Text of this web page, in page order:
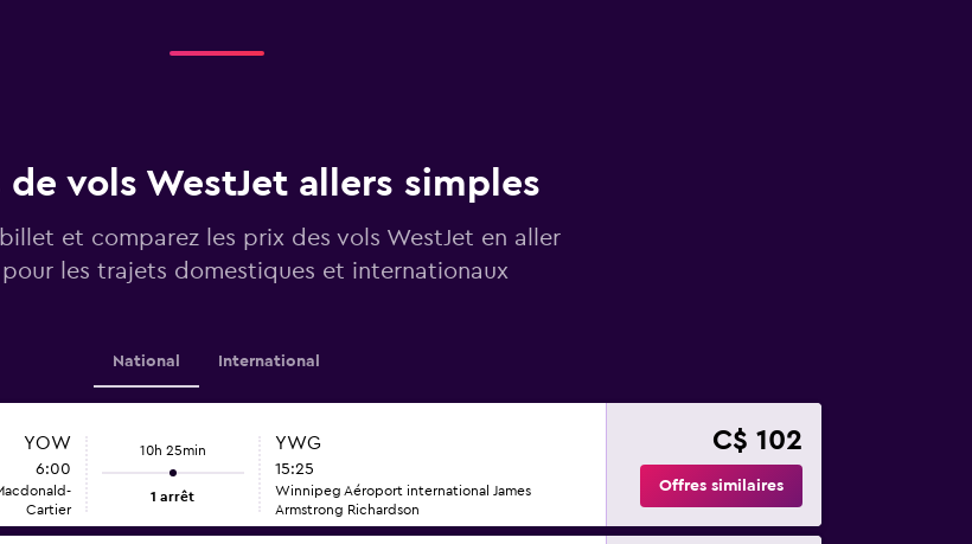
de vols WestJet allers simples
et comparez les prix des vols WestJet en aller
les trajets domestiques et internationaux
National International
YOW
6:00
Cartier
10h 25min
1 arrêt
YWG
15:25
Winnipeg Aéroport international James
Armstrong Richardson
C$ 102
Offres similaires